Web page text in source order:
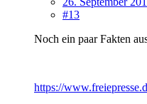
#13
Noch ein paar Fakten
https://